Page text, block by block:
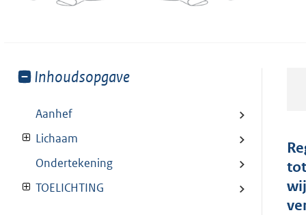
Toon
van:
Inhoudsopgave
Aanhef
Lichaam
Ondertekening
TOELICHTING